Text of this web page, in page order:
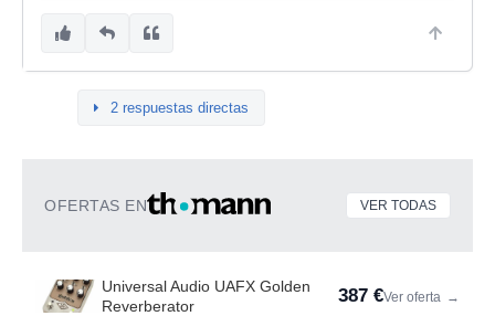
2 respuestas directas
OFERTAS EN VER TODAS
Universal Audio UAFX Golden
Reverberator
387 €Ver oferta →